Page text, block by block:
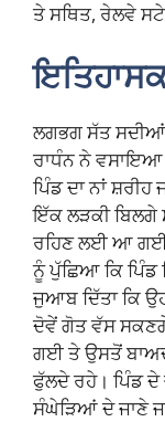
ਤੇ ਸਥਿਤ, ਰੇਲਵੇ
ਲਗਭਗ ਸੱਤ ਸਦੀਆਂ
ਰਾਧੰਨ ਨੇ
ਪਿੰਡ ਦਾ ਨਾਂ
ਇੱਕ ਲੜਕੀ ਬਿਲਗੇ
ਰਹਿਣ ਲਈ ਆ
ਨੂੰ ਪੁੱਛਿਆ ਕਿ ਪਿੰਡ
ਜੁਆਬ ਦਿੱਤਾ ਕਿ
ਦੋਵੇਂ ਗੋਤ ਵੱਸ
ਗਈ ਤੇ ਉਸਤੋਂ
ਫੁੱਲਦੇ ਰਹੇ। ਪਿੰਡ
ਸੰਘੇੜਿਆਂ ਦੇ ਜਾਣੇ